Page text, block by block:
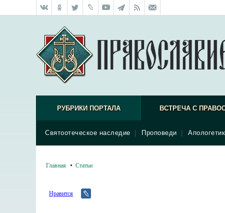
РУБРИКИ ПОРТАЛА ВСТРЕЧА С
Святоотеческое наследие Проповеди
Главная Статьи
Нравится